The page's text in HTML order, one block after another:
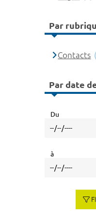
Par
Contacts
Par date
Du
à